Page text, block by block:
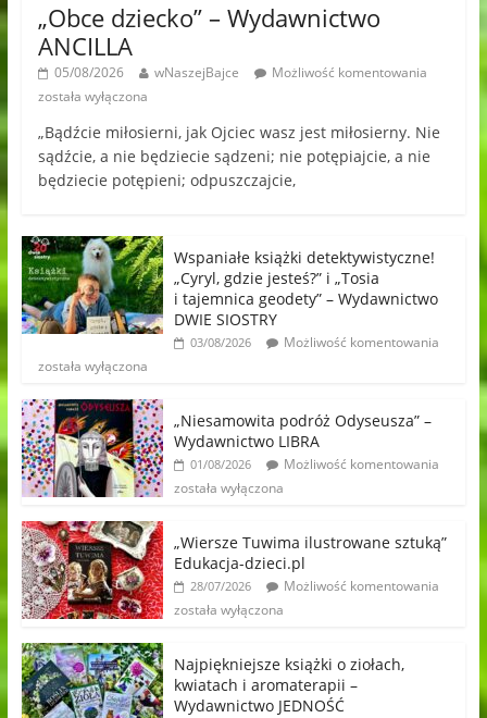
„Obce dziecko” – Wydawnictwo
ANCILLA
05/08/2026 wNaszejBajce
Możliwość komentowania
została wyłączona
„Bądźcie miłosierni, jak Ojciec wasz jest miłosierny. Nie
sądźcie, a nie będziecie sądzeni; nie potępiajcie, a nie
będziecie potępieni; odpuszczajcie,
Wspaniałe książki detektywistyczne!
„Cyryl, gdzie jesteś?” i „Tosia
i tajemnica geodety” – Wydawnictwo
DWIE SIOSTRY
03/08/2026
Możliwość komentowania
została wyłączona
„Niesamowita podróż Odyseusza” –
Wydawnictwo LIBRA
01/08/2026
Możliwość komentowania
została wyłączona
„Wiersze Tuwima ilustrowane sztuką”
Edukacja-dzieci.pl
28/07/2026
Możliwość komentowania
została wyłączona
Najpiękniejsze książki o ziołach,
kwiatach i aromaterapii –
Wydawnictwo JEDNOŚĆ